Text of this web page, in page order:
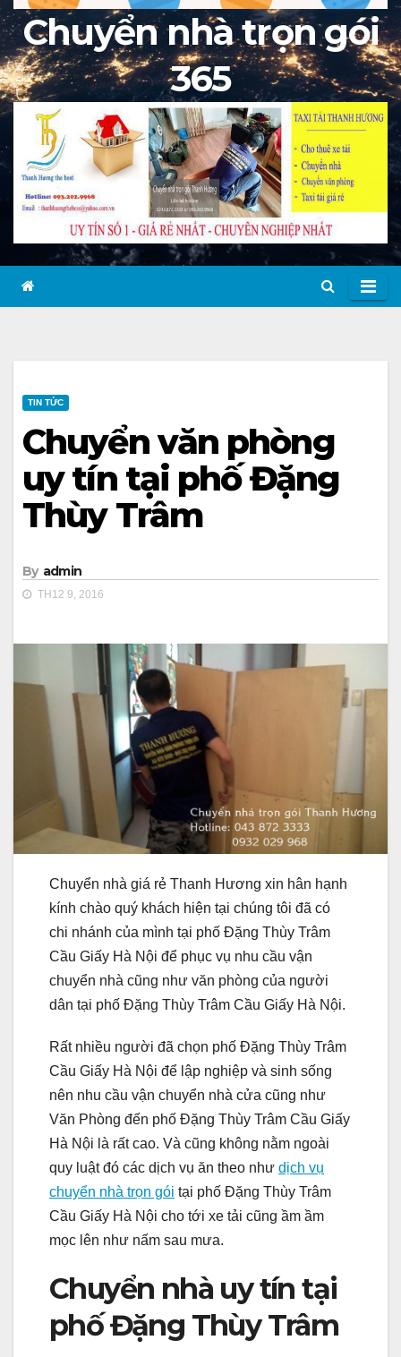
Chuyển nhà trọn gói
365
TIN TỨC
Chuyển văn phòng
uy tín tại phố Đặng
Thùy Trâm
By admin
TH12 9, 2016
Chuyển nhà giá rẻ Thanh Hương xin hân hạnh
kính chào quý khách hiện tại chúng tôi đã có
chi nhánh của mình tại phố Đặng Thùy Trâm
Cầu Giấy Hà Nội để phục vụ nhu cầu vận
chuyển nhà cũng như văn phòng của người
dân tại phố Đặng Thùy Trâm Cầu Giấy Hà Nội.
Rất nhiều người đã chọn phố Đặng Thùy Trâm
Cầu Giấy Hà Nội để lập nghiệp và sinh sống
nên nhu cầu vận chuyển nhà cửa cũng như
Văn Phòng đến phố Đặng Thùy Trâm Cầu Giấy
Hà Nội là rất cao. Và cũng không nằm ngoài
quy luật đó các dịch vụ ăn theo như dịch vụ
chuyển nhà trọn gói tại phố Đặng Thùy Trâm
Cầu Giấy Hà Nội cho tới xe tải cũng ầm ầm
mọc lên như nấm sau mưa.
Chuyển nhà uy tín tại
phố Đặng Thùy Trâm